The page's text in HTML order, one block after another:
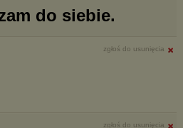
do siebie.
zgłoś do usunięcia
zgłoś do usunięcia